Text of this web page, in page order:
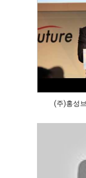
(주)홍성